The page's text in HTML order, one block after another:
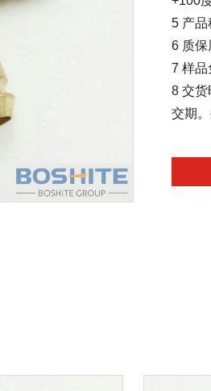
5 产品
6 质保
7 样品
8 交货
交期